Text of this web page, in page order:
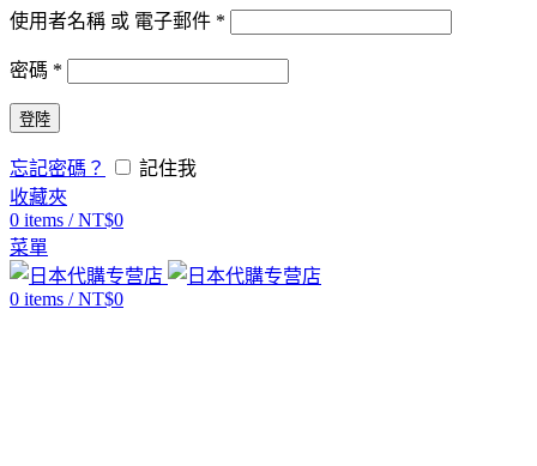
使用者名稱 或 電子郵件 *
密碼 *
登陸
忘記密碼？
記住我
收藏夾
0 items / NT$0
菜單
0 items / NT$0